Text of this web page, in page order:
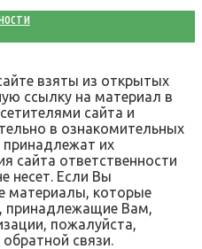
взяты из открытых
ссылку на материал в
сайта и
в ознакомительных
их
сайта ответственности
несет. Если Вы
материалы, которые
принадлежащие Вам,
пожалуйста,
связи.